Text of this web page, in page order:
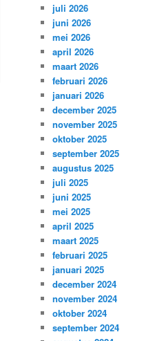
juli 2026
juni 2026
mei 2026
april 2026
maart 2026
februari 2026
januari 2026
december 2025
november 2025
oktober 2025
september 2025
augustus 2025
juli 2025
juni 2025
mei 2025
april 2025
maart 2025
februari 2025
januari 2025
december 2024
november 2024
oktober 2024
september 2024